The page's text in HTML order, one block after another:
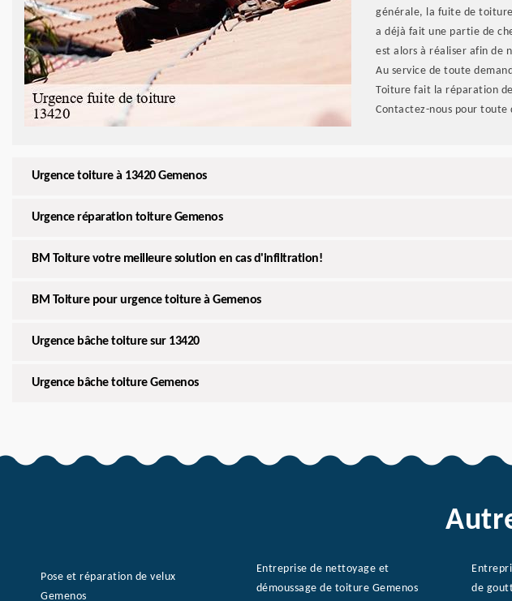
générale, la fuite de toiture
a déjà fait une partie de
est alors à réaliser afin de
Au service de toute
Toiture fait la réparation
Contactez-nous pour toute
Urgence toiture à 13420 Gemenos
Urgence réparation toiture Gemenos
BM Toiture votre meilleure solution en cas d'infiltration!
BM Toiture pour urgence toiture à Gemenos
Urgence bâche toiture sur 13420
Urgence bâche toiture Gemenos
Pose et réparation de velux
Gemenos
Entreprise de nettoyage et
démoussage de toiture Gemenos
de